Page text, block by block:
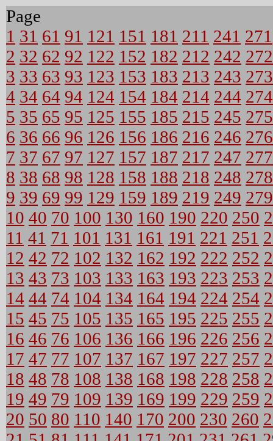
Page
1 31 61 91 121 151 181 211 241 271
2 32 62 92 122 152 182 212 242 272
3 33 63 93 123 153 183 213 243 273
4 34 64 94 124 154 184 214 244 274
5 35 65 95 125 155 185 215 245 275
6 36 66 96 126 156 186 216 246 276
7 37 67 97 127 157 187 217 247 277
8 38 68 98 128 158 188 218 248 278
9 39 69 99 129 159 189 219 249 279
10 40 70 100 130 160 190 220 250
11 41 71 101 131 161 191 221 251
12 42 72 102 132 162 192 222 252
13 43 73 103 133 163 193 223 253
14 44 74 104 134 164 194 224 254
15 45 75 105 135 165 195 225 255
16 46 76 106 136 166 196 226 256
17 47 77 107 137 167 197 227 257
18 48 78 108 138 168 198 228 258
19 49 79 109 139 169 199 229 259
20 50 80 110 140 170 200 230 260